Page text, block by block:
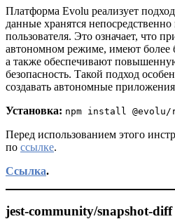
Платформа Evolu реализует
данные хранятся непосредственно
пользователя. Это означает, что
автономном режиме, имеют
а также обеспечивают
безопасность. Такой подход
создавать автономные
Установка: npm install @evolu/
Перед использованием этого
по ссылке.
Ссылка.
jest-community/snapshot-diff